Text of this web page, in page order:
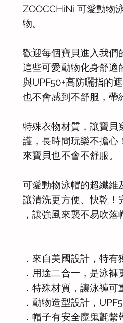
ZOOCCHiNi 可愛動物
物。
歡迎每個寶貝進入我們
這些可愛動物化身舒適
與UPF50+高防曬指的
也不會感到不舒服，帶
特殊衣物材質，讓寶貝
護，長時間玩樂不擔心
來寶貝也不會不舒服。
可愛動物泳帽的超纖維
讓清洗更方便、快乾！
，讓強風來襲不易吹落
．來自美國設計，特有
．用途二合一，是泳
．特殊材質，讓泳褲
．動物造型設計，
．帽子有安全魔鬼氈